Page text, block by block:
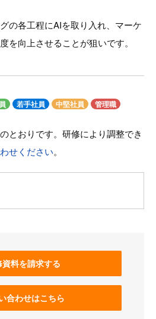
の各工程にAIを取り入れ、マーケ
を向上させることが狙いです。
若手社員 中堅社員 管理職
とおりです。研修により調整でき
せください。
資料を請求する
合わせはこちら